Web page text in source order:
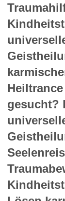
gesucht?